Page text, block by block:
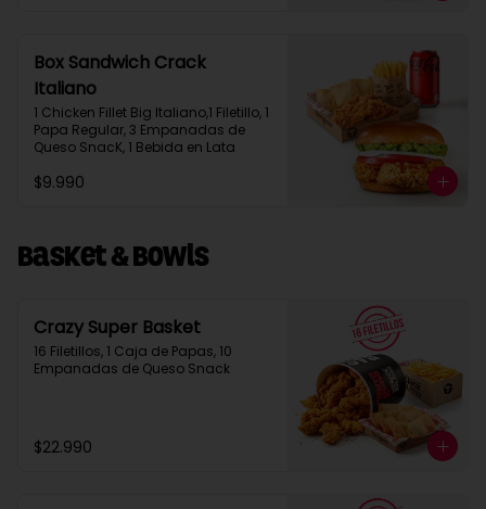
Box Sandwich Crack
Italiano
1 Chicken Fillet Big Italiano,1 Filetillo, 1
Papa Regular, 3 Empanadas de
Queso SnacK, 1 Bebida en Lata
$9.990
Basket & Bowls
Crazy Super Basket
16 Filetillos, 1 Caja de Papas, 10
Empanadas de Queso Snack
$22.990